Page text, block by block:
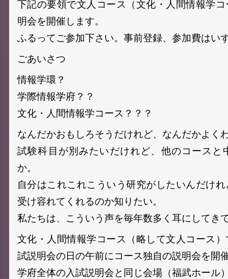
下記の要領で文人コース（文化・人間情報学
明会を開催します。
ふるってご参加下さい。事前登録、参加費はい
ごあいさつ
情報学環？
学際情報学府？？
文化・人間情報学コース？？？
なんだかおもしろそうだけれど、なんだかよく
試験科目が別みたいだけれど、他のコースと
か。
自分はこれこれこういう研究がしたいんだけ
受け容れてくれるのか知りたい。
私たちは、こういう声を毎年数多く耳にしてき
文化・人間情報学コース（略して文人コース
試説明会の日の午前にコース独自の説明会を開
学府全体の入試説明会と同じ会場（福武ホール